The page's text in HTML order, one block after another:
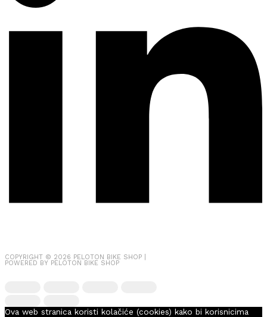
COPYRIGHT © 2026 PELOTON BIKE SHOP
POWERED BY PELOTON BIKE SHOP
Ova web stranica koristi kolačiće (cookies) kako bi korisnicima